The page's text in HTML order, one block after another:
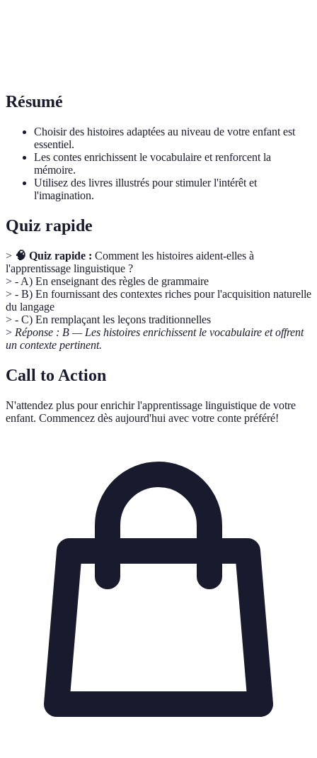
Résumé
Choisir des histoires adaptées au niveau de votre enfant est
essentiel.
Les contes enrichissent le vocabulaire et renforcent la
mémoire.
Utilisez des livres illustrés pour stimuler l'intérêt et
l'imagination.
Quiz rapide
> 🧠 Quiz rapide : Comment les histoires aident-elles à
l'apprentissage linguistique ?
> - A) En enseignant des règles de grammaire
> - B) En fournissant des contextes riches pour l'acquisition naturelle
du langage
> - C) En remplaçant les leçons traditionnelles
> Réponse : B — Les histoires enrichissent le vocabulaire et offrent
un contexte pertinent.
Call to Action
N'attendez plus pour enrichir l'apprentissage linguistique de votre
enfant. Commencez dès aujourd'hui avec votre conte préféré!